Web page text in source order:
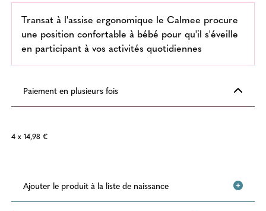
Transat à l'assise ergonomique le Calmee procure
une position confortable à bébé pour qu'il s'éveille
en participant à vos activités quotidiennes
Paiement en plusieurs fois
4 x 14,98 €
Ajouter le produit à la liste de naissance